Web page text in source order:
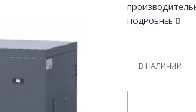
атм и
ПОДРОБНЕЕ
В НАЛИЧИИ